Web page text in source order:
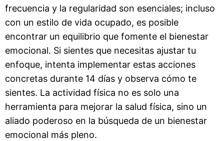
frecuencia y la regularidad son esenciales; incluso
con un estilo de vida ocupado, es posible
encontrar un equilibrio que fomente el bienestar
emocional. Si sientes que necesitas ajustar tu
enfoque, intenta implementar estas acciones
concretas durante 14 días y observa cómo te
sientes. La actividad física no es solo una
herramienta para mejorar la salud física, sino un
aliado poderoso en la búsqueda de un bienestar
emocional más pleno.